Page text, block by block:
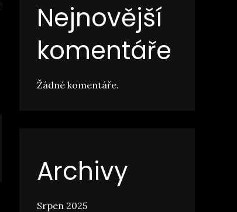
Nejnovější
komentáře
Žádné komentáře.
Archivy
Srpen 2025